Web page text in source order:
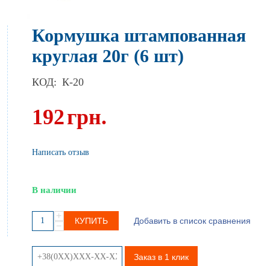
Кормушка штампованная
круглая 20г (6 шт)
КОД: К-20
192грн.
Написать отзыв
В наличии
+
−
КУПИТЬ Добавить в список сравнения
Заказ в 1 клик